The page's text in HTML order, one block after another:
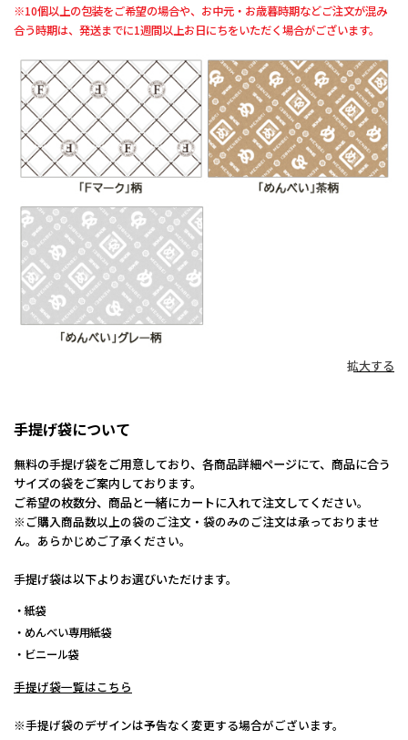
※10個以上の包装をご希望の場合や、お中元・お歳暮時期などご注文が混み
合う時期は、発送までに1週間以上お日にちをいただく場合がございます。
拡大する
手提げ袋について
無料の手提げ袋をご用意しており、各商品詳細ページにて、商品に合う
サイズの袋をご案内しております。
ご希望の枚数分、商品と一緒にカートに入れて注文してください。
※ご購入商品数以上の袋のご注文・袋のみのご注文は承っておりませ
ん。あらかじめご了承ください。
手提げ袋は以下よりお選びいただけます。
・紙袋
・めんべい専用紙袋
・ビニール袋
手提げ袋一覧はこちら
※手提げ袋のデザインは予告なく変更する場合がございます。